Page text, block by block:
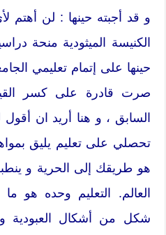
و قد أجبته حينها : لن
الكنيسة الميثودية منحة
حينها على إتمام تعليمي
صرت قادرة على كسر
السابق ، و هنا أريد ان
تحصلي على تعليم يليق
هو طريقك إلى الحرية و
العالم. التعليم وحده هو
شكل من أشكال العبودية